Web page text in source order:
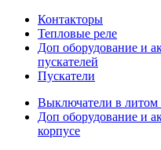
Контакторы
Тепловые реле
Доп оборудование и
пускателей
Пускатели
Выключатели в литом
Доп оборудование и
корпусе